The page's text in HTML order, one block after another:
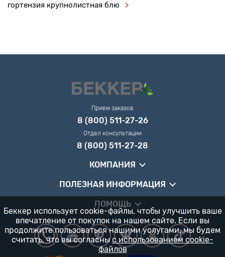
гортензия крупнолистная блю
Прием заказов
8 (800) 511-27-26
Отдел консультации
8 (800) 511-27-28
КОМПАНИЯ
ПОЛЕЗНАЯ ИНФОРМАЦИЯ
ПОМОЩЬ
Беккер использует cookie-файлы, чтобы улучшить ваше
впечатление от покупок на нашем сайте. Если вы
продолжите пользоваться нашими услугами, мы будем
считать, что вы согласны с использованием cookie-
файлов